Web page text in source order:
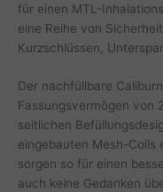
für einen MTL-
eine Reihe von
Kurzschlüssen,
Der nachfüllbare
Fassungsvermögen von
seitlichen
eingebauten Mesh-Coils
sorgen so für einen
auch keine Gedanken